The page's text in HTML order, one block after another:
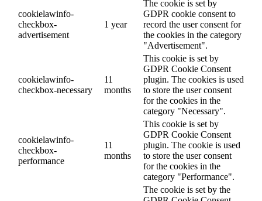
cookielawinfo-
checkbox-
advertisement
1 year
The cookie is set by
GDPR cookie consent to
record the user consent for
the cookies in the category
"Advertisement".
cookielawinfo-
checkbox-necessary
11
months
This cookie is set by
GDPR Cookie Consent
plugin. The cookies is used
to store the user consent
for the cookies in the
category "Necessary".
cookielawinfo-
checkbox-
performance
11
months
This cookie is set by
GDPR Cookie Consent
plugin. The cookie is used
to store the user consent
for the cookies in the
category "Performance".
The cookie is set by the